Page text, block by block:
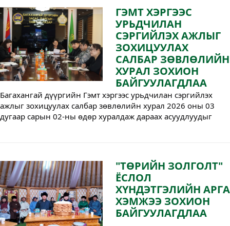
төлөөлөгчдийн саналыг тусган, Иргэдийн Төлөөлөгчдийн
Хурлын Зөвлөлийн хуралдаанаар хэлэлцүүлэхээр боллоо.
ГЭМТ ХЭРГЭЭС
УРЬДЧИЛАН
СЭРГИЙЛЭХ АЖЛЫГ
ЗОХИЦУУЛАХ
САЛБАР ЗӨВЛӨЛИЙН
ХУРАЛ ЗОХИОН
БАЙГУУЛАГДЛАА
Багахангай дүүргийн Гэмт хэргээс урьдчилан сэргийлэх
ажлыг зохицуулах салбар зөвлөлийн хурал 2026 оны 03
дугаар сарын 02-ны өдөр хуралдаж дараах асуудлуудыг
"ТӨРИЙН ЗОЛГОЛТ"
ЁСЛОЛ
ХҮНДЭТГЭЛИЙН АРГА
ХЭМЖЭЭ ЗОХИОН
БАЙГУУЛАГДЛАА